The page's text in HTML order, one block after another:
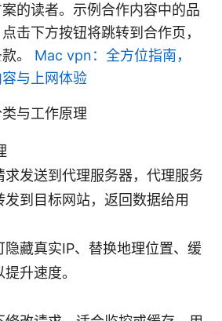
的读者。示例合作内容中的品
击下方按钮将跳转到合作页，
。 Mac vpn：全方位指南，
与上网体验
与工作原理
求发送到代理服务器，代理服务
发到目标网站，返回数据给用
隐藏真实IP、替换地理位置、缓
升速度。